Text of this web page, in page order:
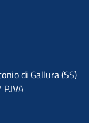
di Gallura (SS)